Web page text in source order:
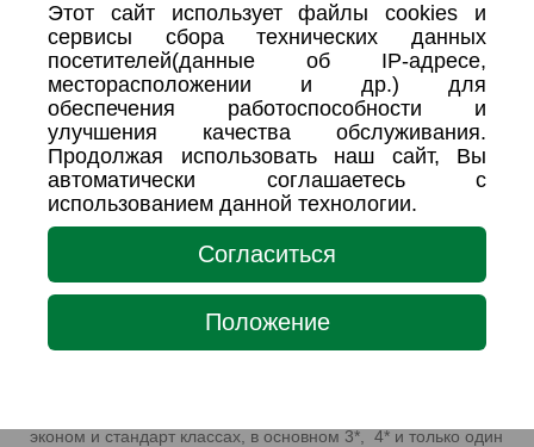
популярных курортов Китая. Благодаря хорошему
распложению сезон открывается с конца мая до середины
до +28С.
Курорт славится песчаными пляжами, комфортным
морским климатом, оздоравливающим природным
эконом и стандарт классах, в основном 3*, 4* и только один
Этот сайт использует файлы cookies и
сервисы сбора технических данных
посетителей(данные об IP-адресе,
месторасположении и др.) для
обеспечения работоспособности и
улучшения качества обслуживания.
Продолжая использовать наш сайт, Вы
автоматически соглашаетесь с
использованием данной технологии.
Согласиться
Положение